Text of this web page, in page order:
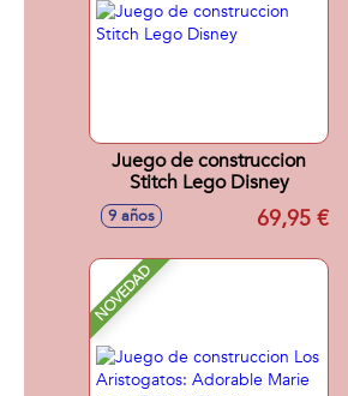
Juego de construccion
Stitch Lego Disney
9 años 69,95 €
NOVEDAD